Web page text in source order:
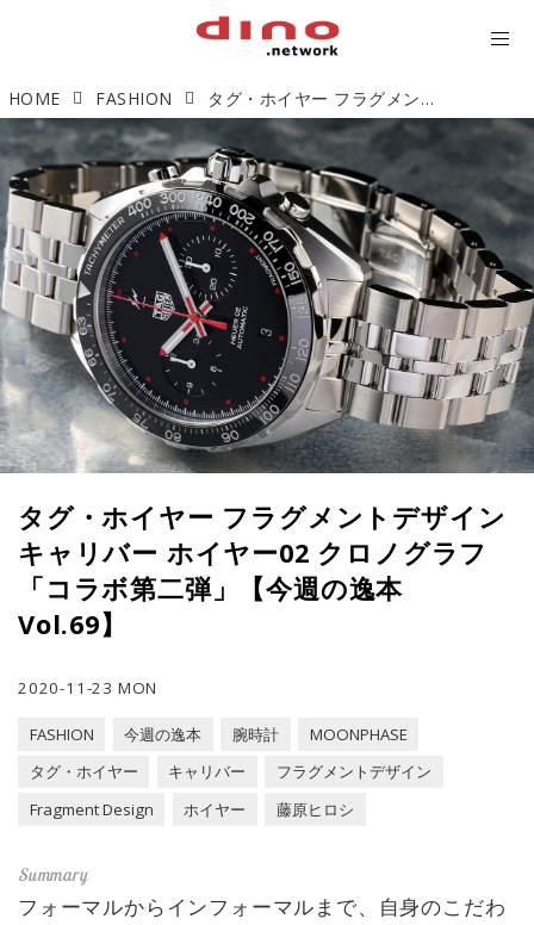
HOME FASHION タグ・ホイヤー フラグメントデザイン キャリバー ホイヤー02 クロノグラフ「コラボ第二弾」【今週の逸本 Vol.69】
タグ・ホイヤー フラグメントデザイン
キャリバー ホイヤー02 クロノグラフ
「コラボ第二弾」【今週の逸本
Vol.69】
2020-11-23 MON
FASHION 今週の逸本 腕時計
MOONPHASE
タグ・ホイヤー
キャリバー
フラグメントデザイン
Fragment Design
ホイヤー 藤原ヒロシ
フォーマルからインフォーマルまで、自身のこだわ